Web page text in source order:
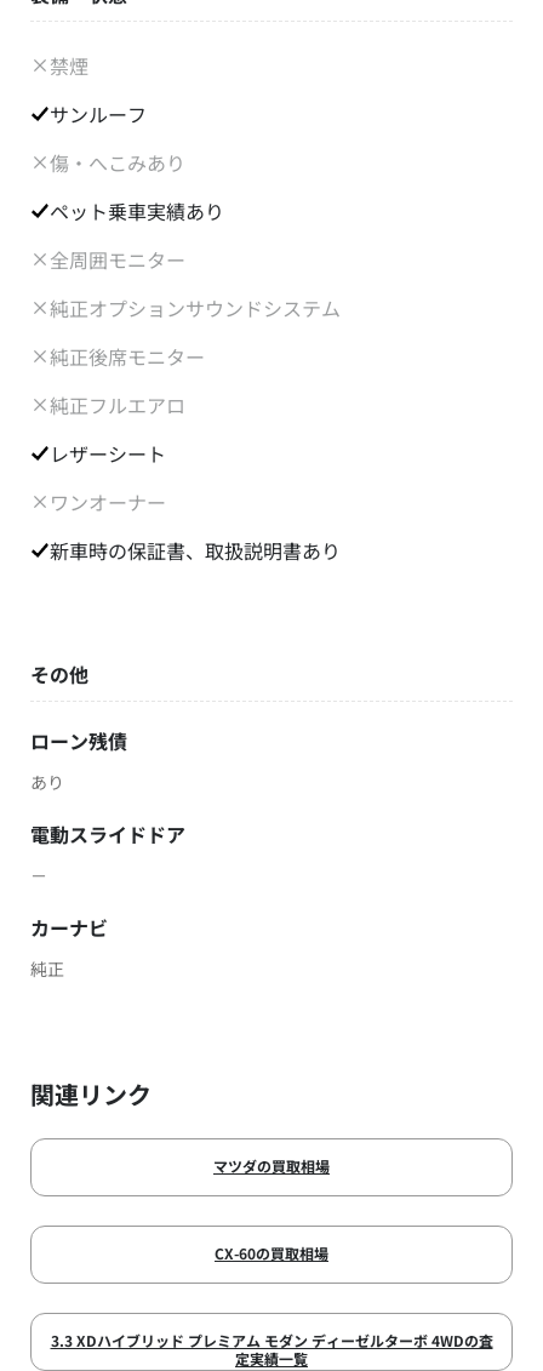
禁煙
サンルーフ
傷・へこみあり
ペット乗車実績あり
全周囲モニター
純正オプションサウンドシステム
純正後席モニター
純正フルエアロ
レザーシート
ワンオーナー
新車時の保証書、取扱説明書あり
その他
ローン残債
あり
電動スライドドア
－
カーナビ
純正
関連リンク
マツダの買取相場
CX-60の買取相場
3.3 XDハイブリッド プレミアム モダン ディーゼルターボ 4WDの査
定実績一覧